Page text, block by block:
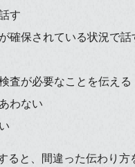
す
確保されている状況で話
査が必要なことを伝える
わない
ると、間違った伝わり